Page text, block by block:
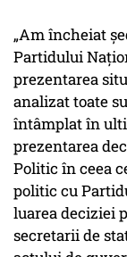
„Am încheiat
Partidului
prezentarea
analizat toate
întâmplat în
prezentarea
Politic în ceea
politic cu
luarea deciziei
secretarii de